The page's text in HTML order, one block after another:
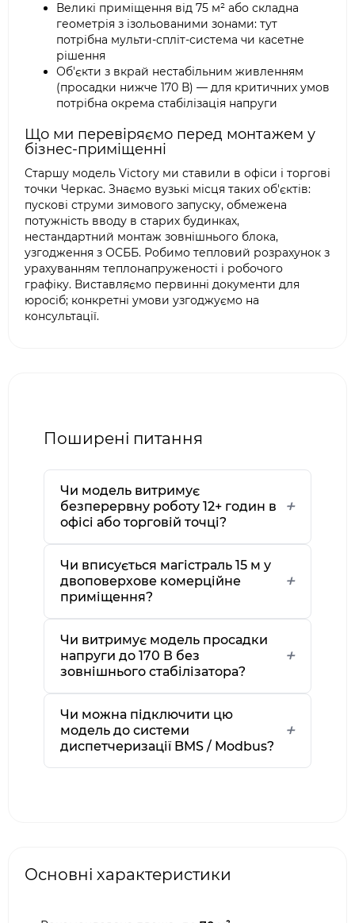
Великі приміщення від 75 м² або складна
геометрія з ізольованими зонами: тут
потрібна мульти-спліт-система чи касетне
рішення
Об'єкти з вкрай нестабільним живленням
(просадки нижче 170 В) — для критичних умов
потрібна окрема стабілізація напруги
Що ми перевіряємо перед монтажем у
бізнес-приміщенні
Старшу модель Victory ми ставили в офіси і торгові
точки Черкас. Знаємо вузькі місця таких об'єктів:
пускові струми зимового запуску, обмежена
потужність вводу в старих будинках,
нестандартний монтаж зовнішнього блока,
узгодження з ОСББ. Робимо тепловий розрахунок з
урахуванням теплонапруженості і робочого
графіку. Виставляємо первинні документи для
юросіб; конкретні умови узгоджуємо на
консультації.
Поширені питання
Чи модель витримує
безперервну роботу 12+ годин в
офісі або торговій точці?
Чи вписується магістраль 15 м у
двоповерхове комерційне
приміщення?
Чи витримує модель просадки
напруги до 170 В без
зовнішнього стабілізатора?
Чи можна підключити цю
модель до системи
диспетчеризації BMS / Modbus?
Основні характеристики